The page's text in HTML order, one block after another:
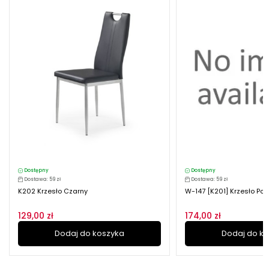
Dostępny
Dostawa: 59 zł
K202 Krzesło Czarny
129,00 zł
Dodaj do koszyka
Dostępny
Dostawa: 59 zł
W-147 [K201] Krzesło
174,00 zł
Dodaj do